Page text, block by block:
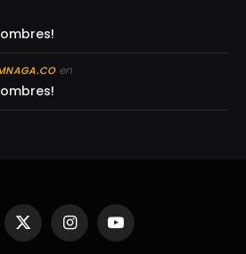
en
X
(Twitter)
InstagramYouTube